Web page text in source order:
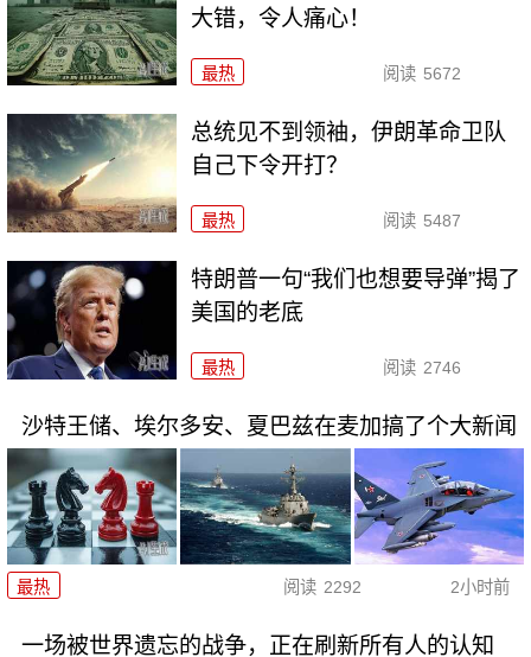
大错，令人痛心！
最热 阅读 5672
总统见不到领袖，伊朗革命卫队
自己下令开打？
最热 阅读 5487
特朗普一句“我们也想要导弹”揭了
美国的老底
最热 阅读 2746
沙特王储、埃尔多安、夏巴兹在麦加搞了个大新闻
最热 阅读 2292 2小时前
一场被世界遗忘的战争，正在刷新所有人的认知